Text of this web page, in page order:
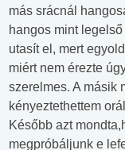
más srácnál
hangos mint
utasít el, mert
miért nem érezte
szerelmes. A másik
kényeztethettem
Később azt
megpróbáljunk e